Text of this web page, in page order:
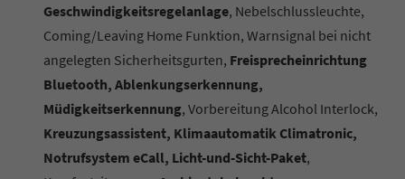
Geschwindigkeitsregelanlage, Nebelschlussleuchte,
Coming/Leaving Home Funktion, Warnsignal bei nicht
angelegten Sicherheitsgurten, Freisprecheinrichtung
Bluetooth, Ablenkungserkennung,
Müdigkeitserkennung, Vorbereitung Alcohol Interlock,
Kreuzungsassistent, Klimaautomatik Climatronic,
Notrufsystem eCall, Licht-und-Sicht-Paket,